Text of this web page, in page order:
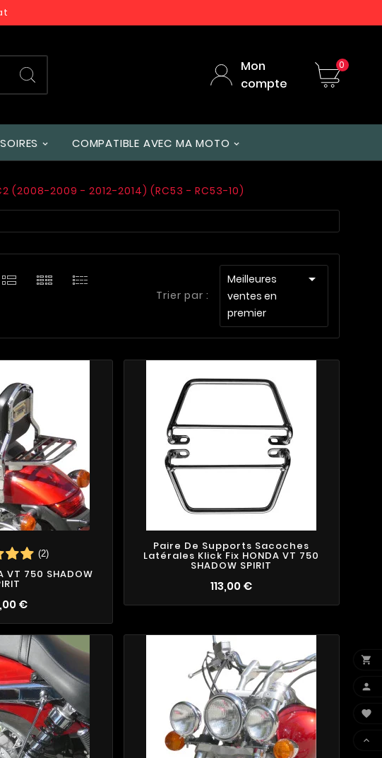
Mon
compte
0
COMPATIBLE AVEC MA MOTO
(2008-2009 - 2012-2014) (RC53 - RC53-10)
1
3
4
6
Trier par :
Meilleures
ventes en
premier

(2)
VT 750 SHADOW
€
Paire De Supports Sacoches
Latérales Klick Fix HONDA VT 750
SHADOW SPIRIT
113,00 €



